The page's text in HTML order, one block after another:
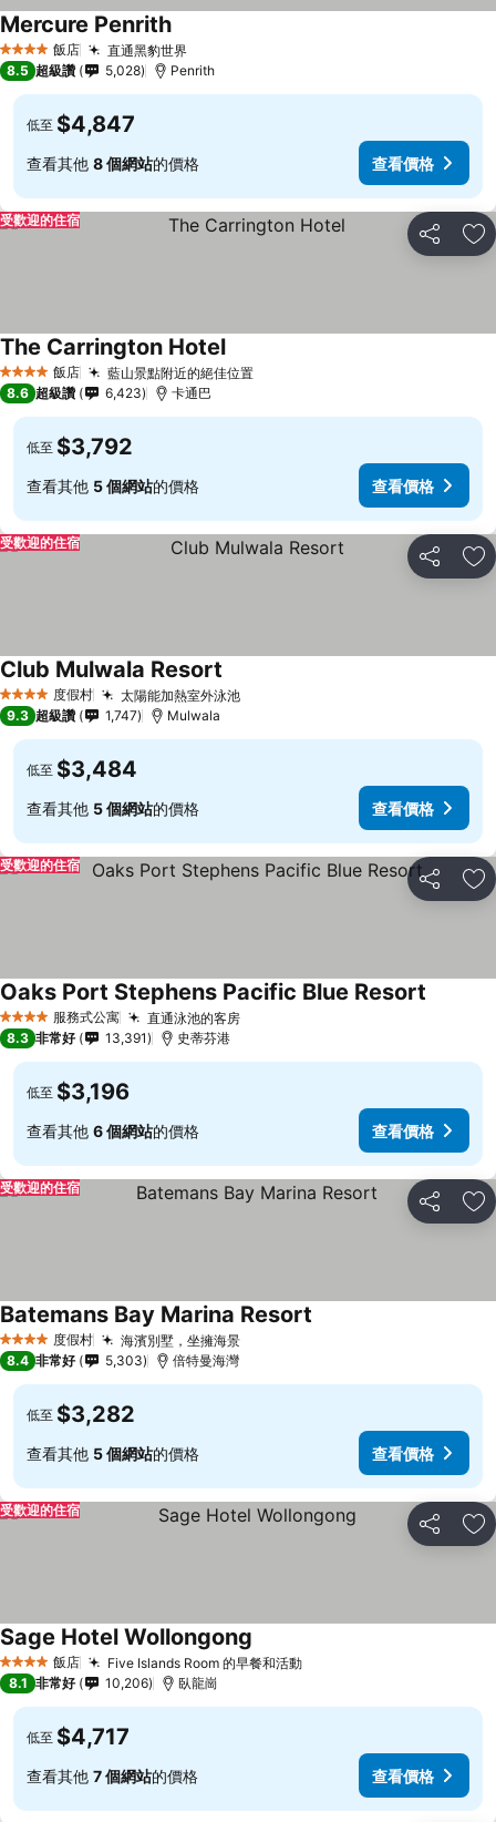
4 星級 飯店 直通黑豹世界
Mercure Penrith
8.5 超級讚 5,028 Penrith
低至 $4,847
查看其他 8 個網站的價格 查看價格
分享 加
受歡迎的住宿
4 星級 飯店 藍山景點附近的絕佳位置
The Carrington Hotel
8.6 超級讚 6,423 卡通巴
低至 $3,792
查看其他 5 個網站的價格 查看價格
分享 加
受歡迎的住宿
4 星級 度假村 太陽能加熱室外泳池
Club Mulwala Resort
9.3 超級讚 1,747 Mulwala
低至 $3,484
查看其他 5 個網站的價格 查看價格
分享 加
受歡迎的住宿
4 星級 服務式公寓 直通泳池的客房
Oaks Port Stephens Pacific Blue Resort
8.3 非常好 13,391 史蒂芬港
低至 $3,196
查看其他 6 個網站的價格 查看價格
分享 加
受歡迎的住宿
4 星級 度假村 海濱別墅，坐擁海景
Batemans Bay Marina Resort
8.4 非常好 5,303 倍特曼海灣
低至 $3,282
查看其他 5 個網站的價格 查看價格
分享 加
受歡迎的住宿
4 星級 飯店 Five Islands Room 的早餐和活動
Sage Hotel Wollongong
8.1 非常好 10,206 臥龍崗
低至 $4,717
查看其他 7 個網站的價格 查看價格